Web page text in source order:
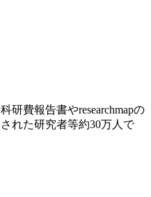
研費報告書やresearchmapの
れた研究者等約30万人で